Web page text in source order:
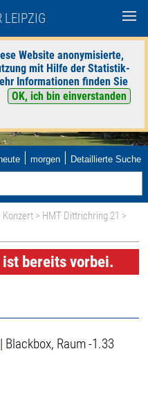
LEIPZIG
Website anonymisierte,
mit Hilfe der Statistik-
Informationen finden Sie
OK, ich bin einverstanden
heute | morgen | Detaillierte Suche
Konzert > HMT Dittrichring 21 >
bereits vorbei.
| Blackbox, Raum -1.33